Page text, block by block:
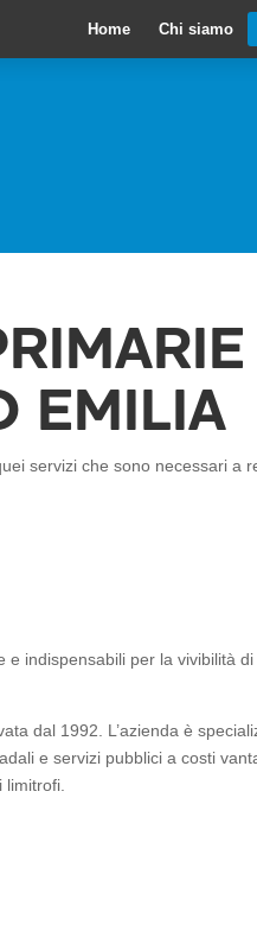
Home Chi siamo
EMILIA
servizi che sono necessari a
e indispensabili per la vivibilità
dal 1992. L’azienda è
e servizi pubblici a costi